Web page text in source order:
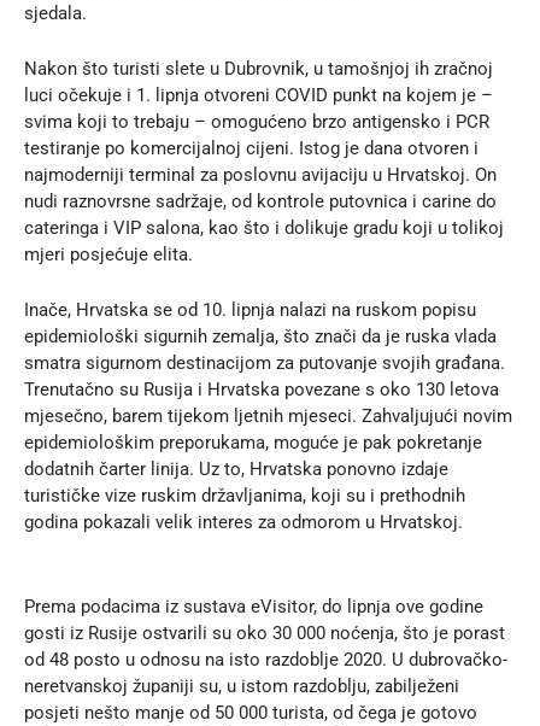
sjedala.
Nakon što turisti slete u Dubrovnik, u tamošnjoj ih zračnoj
luci očekuje i 1. lipnja otvoreni COVID punkt na kojem je –
svima koji to trebaju – omogućeno brzo antigensko i PCR
testiranje po komercijalnoj cijeni. Istog je dana otvoren i
najmoderniji terminal za poslovnu avijaciju u Hrvatskoj. On
nudi raznovrsne sadržaje, od kontrole putovnica i carine do
cateringa i VIP salona, kao što i dolikuje gradu koji u tolikoj
mjeri posjećuje elita.
Inače, Hrvatska se od 10. lipnja nalazi na ruskom popisu
epidemiološki sigurnih zemalja, što znači da je ruska vlada
smatra sigurnom destinacijom za putovanje svojih građana.
Trenutačno su Rusija i Hrvatska povezane s oko 130 letova
mjesečno, barem tijekom ljetnih mjeseci. Zahvaljujući novim
epidemiološkim preporukama, moguće je pak pokretanje
dodatnih čarter linija. Uz to, Hrvatska ponovno izdaje
turističke vize ruskim državljanima, koji su i prethodnih
godina pokazali velik interes za odmorom u Hrvatskoj.
Prema podacima iz sustava eVisitor, do lipnja ove godine
gosti iz Rusije ostvarili su oko 30 000 noćenja, što je porast
od 48 posto u odnosu na isto razdoblje 2020. U dubrovačko-
neretvanskoj županiji su, u istom razdoblju, zabilježeni
posjeti nešto manje od 50 000 turista, od čega je gotovo